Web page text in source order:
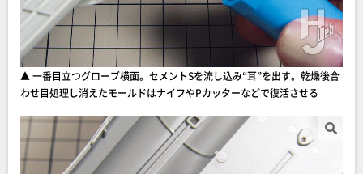
▲ 一番目立つグローブ横面。セメントSを流し込み“耳”を出す。乾燥後合
わせ目処理し消えたモールドはナイフやPカッターなどで復活させる